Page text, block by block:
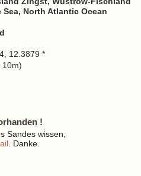
Sea, North Atlantic Ocean
12.3879 *
10m)
!
Sandes wissen,
. Danke.